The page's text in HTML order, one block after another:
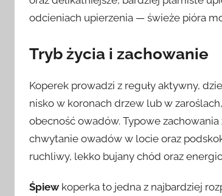
odcieniach upierzenia — świeże pióra
Tryb życia i zachowanie
Koperek prowadzi z reguły aktywny,
nisko w koronach drzew lub w
obecność owadów. Typowe
chwytanie owadów w locie oraz
ruchliwy, lekko bujany chód oraz
Śpiew koperka to jedna z najbardziej